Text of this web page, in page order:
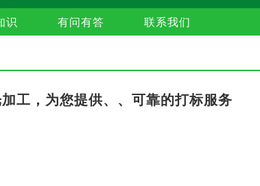
识 有问有答 联系我们
工，为您提供、、可靠的打标服务